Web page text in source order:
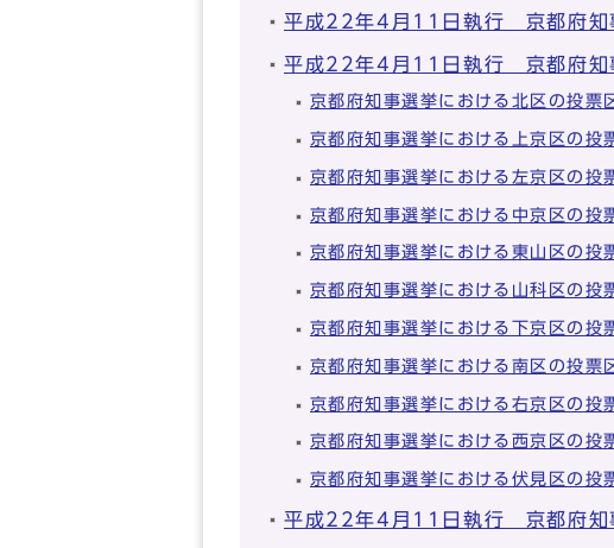
平成22年4月11日執行 京都府知
平成22年4月11日執行 京都府知
京都府知事選挙における北区の投票
京都府知事選挙における上京区の投
京都府知事選挙における左京区の投
京都府知事選挙における中京区の投
京都府知事選挙における東山区の投
京都府知事選挙における山科区の投
京都府知事選挙における下京区の投
京都府知事選挙における南区の投票
京都府知事選挙における右京区の投
京都府知事選挙における西京区の投
京都府知事選挙における伏見区の投
平成22年4月11日執行 京都府知